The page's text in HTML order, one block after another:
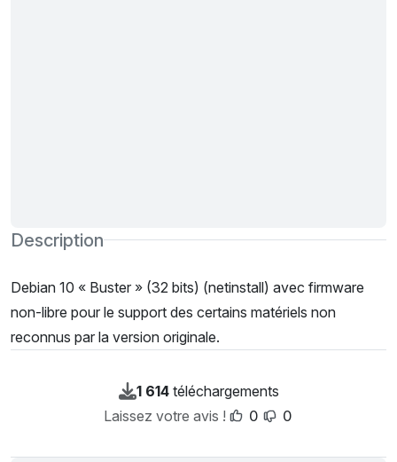
Description
Debian 10 « Buster » (32 bits) (netinstall) avec firmware
non-libre pour le support des certains matériels non
reconnus par la version originale.
1 614téléchargements
Laissez votre avis !
0 0